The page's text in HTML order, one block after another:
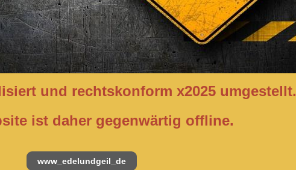
und rechtskonform x2025 umgestellt.
ist daher gegenwärtig offline.
www_edelundgeil_de